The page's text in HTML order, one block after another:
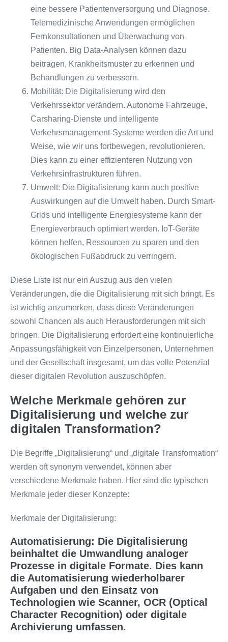
eine bessere Patientenversorgung und Diagnose.
Telemedizinische Anwendungen ermöglichen
Fernkonsultationen und Überwachung von
Patienten. Big Data-Analysen können dazu
beitragen, Krankheitsmuster zu erkennen und
Behandlungen zu verbessern.
Mobilität: Die Digitalisierung wird den
Verkehrssektor verändern. Autonome Fahrzeuge,
Carsharing-Dienste und intelligente
Verkehrsmanagement-Systeme werden die Art und
Weise, wie wir uns fortbewegen, revolutionieren.
Dies kann zu einer effizienteren Nutzung von
Verkehrsinfrastrukturen führen.
Umwelt: Die Digitalisierung kann auch positive
Auswirkungen auf die Umwelt haben. Durch Smart-
Grids und intelligente Energiesysteme kann der
Energieverbrauch optimiert werden. IoT-Geräte
können helfen, Ressourcen zu sparen und den
ökologischen Fußabdruck zu verringern.
Diese Liste ist nur ein Auszug aus den vielen
Veränderungen, die die Digitalisierung mit sich bringt. Es
ist wichtig anzumerken, dass diese Veränderungen
sowohl Chancen als auch Herausforderungen mit sich
bringen. Die Digitalisierung erfordert eine kontinuierliche
Anpassungsfähigkeit von Einzelpersonen, Unternehmen
und der Gesellschaft insgesamt, um das volle Potenzial
dieser digitalen Revolution auszuschöpfen.
Welche Merkmale gehören zur
Digitalisierung und welche zur
digitalen Transformation?
Die Begriffe „Digitalisierung“ und „digitale Transformation“
werden oft synonym verwendet, können aber
verschiedene Merkmale haben. Hier sind die typischen
Merkmale jeder dieser Konzepte:
Merkmale der Digitalisierung:
Automatisierung: Die Digitalisierung
beinhaltet die Umwandlung analoger
Prozesse in digitale Formate. Dies kann
die Automatisierung wiederholbarer
Aufgaben und den Einsatz von
Technologien wie Scanner, OCR (Optical
Character Recognition) oder digitale
Archivierung umfassen.